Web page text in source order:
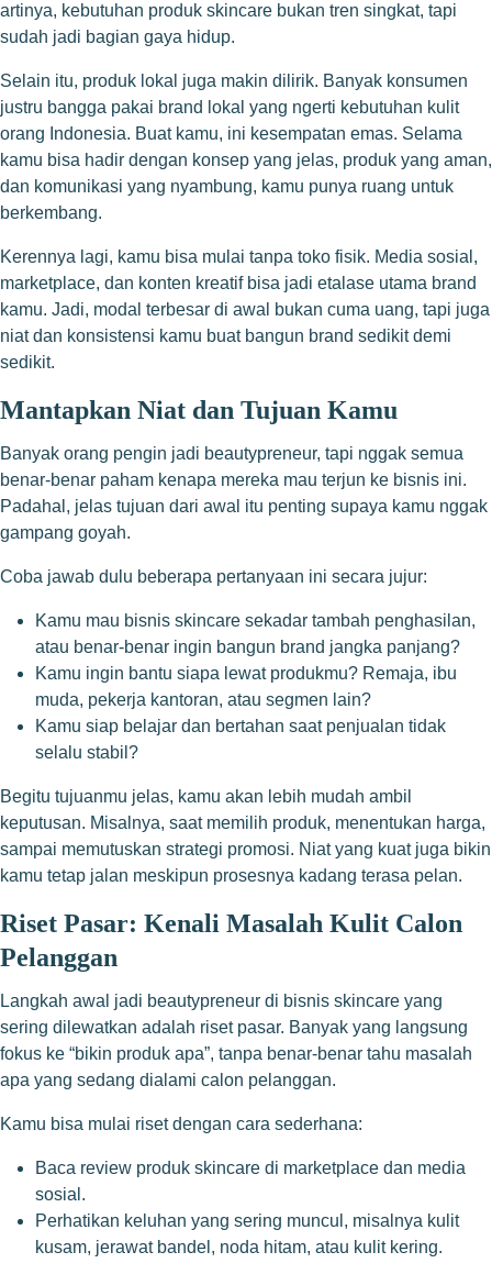
artinya, kebutuhan produk skincare bukan tren singkat, tapi
sudah jadi bagian gaya hidup.
Selain itu, produk lokal juga makin dilirik. Banyak konsumen
justru bangga pakai brand lokal yang ngerti kebutuhan kulit
orang Indonesia. Buat kamu, ini kesempatan emas. Selama
kamu bisa hadir dengan konsep yang jelas, produk yang aman,
dan komunikasi yang nyambung, kamu punya ruang untuk
berkembang.
Kerennya lagi, kamu bisa mulai tanpa toko fisik. Media sosial,
marketplace, dan konten kreatif bisa jadi etalase utama brand
kamu. Jadi, modal terbesar di awal bukan cuma uang, tapi juga
niat dan konsistensi kamu buat bangun brand sedikit demi
sedikit.
Mantapkan Niat dan Tujuan Kamu
Banyak orang pengin jadi beautypreneur, tapi nggak semua
benar-benar paham kenapa mereka mau terjun ke bisnis ini.
Padahal, jelas tujuan dari awal itu penting supaya kamu nggak
gampang goyah.
Coba jawab dulu beberapa pertanyaan ini secara jujur:
Kamu mau bisnis skincare sekadar tambah penghasilan,
atau benar-benar ingin bangun brand jangka panjang?
Kamu ingin bantu siapa lewat produkmu? Remaja, ibu
muda, pekerja kantoran, atau segmen lain?
Kamu siap belajar dan bertahan saat penjualan tidak
selalu stabil?
Begitu tujuanmu jelas, kamu akan lebih mudah ambil
keputusan. Misalnya, saat memilih produk, menentukan harga,
sampai memutuskan strategi promosi. Niat yang kuat juga bikin
kamu tetap jalan meskipun prosesnya kadang terasa pelan.
Riset Pasar: Kenali Masalah Kulit Calon
Pelanggan
Langkah awal jadi beautypreneur di bisnis skincare yang
sering dilewatkan adalah riset pasar. Banyak yang langsung
fokus ke “bikin produk apa”, tanpa benar-benar tahu masalah
apa yang sedang dialami calon pelanggan.
Kamu bisa mulai riset dengan cara sederhana:
Baca review produk skincare di marketplace dan media
sosial.
Perhatikan keluhan yang sering muncul, misalnya kulit
kusam, jerawat bandel, noda hitam, atau kulit kering.